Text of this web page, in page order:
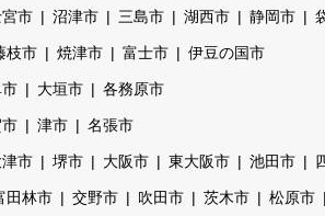
市 沼津市 三島市 湖西市 静岡市
枝市 焼津市 富士市 伊豆の国市
大垣市 各務原市
津市 名張市
市 堺市 大阪市 東大阪市 池田市
田林市 交野市 吹田市 茨木市 松原市